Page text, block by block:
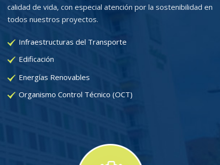
calidad de vida, con especial atención por la sostenibilidad en
todos nuestros proyectos.
Infraestructuras del Transporte
Edificación
Energías Renovables
Organismo Control Técnico (OCT)